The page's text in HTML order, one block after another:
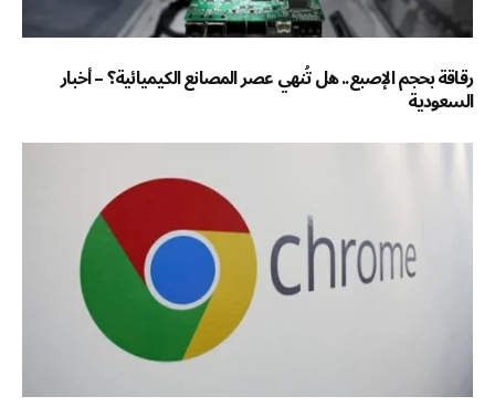
رقاقة بحجم الإصبع.. هل تُنهي عصر المصانع الكيميائية؟ – أخبار
السعودية